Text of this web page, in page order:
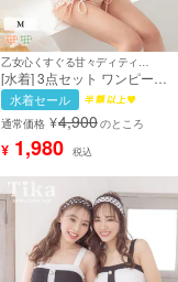
[水着] 3点セット ワンピース
オールインワン ギンガムチェ
ック 体型カバー お腹カバー
シャーリング ドロスト 露出控
えめ 清楚 ガーリー シフォン
トップス付き ピンク ビキニ
水着セール
通常価格 ¥4,900のところ
¥ 1,980 税込